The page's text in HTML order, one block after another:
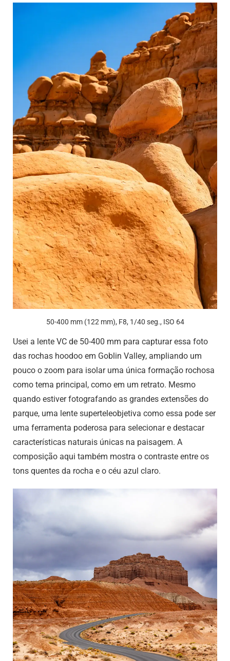
50-400 mm (122 mm), F8, 1/40 seg., ISO 64
Usei a lente VC de 50-400 mm para capturar essa foto
das rochas hoodoo em Goblin Valley, ampliando um
pouco o zoom para isolar uma única formação rochosa
como tema principal, como em um retrato. Mesmo
quando estiver fotografando as grandes extensões do
parque, uma lente superteleobjetiva como essa pode ser
uma ferramenta poderosa para selecionar e destacar
características naturais únicas na paisagem. A
composição aqui também mostra o contraste entre os
tons quentes da rocha e o céu azul claro.